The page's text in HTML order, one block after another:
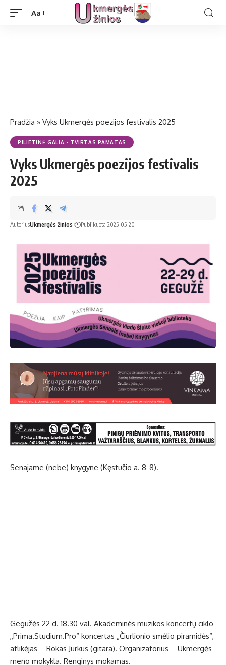
Aa
Pradžia » Vyks Ukmergės poezijos festivalis 2025
PILIETINĖ GALIA - TVIRTAS PAMATAS
Vyks Ukmergės poezijos festivalis
2025
AutoriusUkmergės žinios Publikuota 2025-05-20
Senajame (nebe) knygyne (Kęstučio a. 8-8).
Gegužės 22 d. 18.30 val. Akademinės muzikos koncertų ciklo
,,Prima.Studium.Pro“ koncertas „Čiurlionio smėlio piramidės“,
atlikėjas – Rokas Jurkus (gitara). Organizatorius – Ukmergės
meno mokykla. Renginys mokamas.